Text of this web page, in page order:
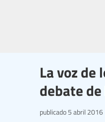
La voz de
debate
publicado 5 abril 2016